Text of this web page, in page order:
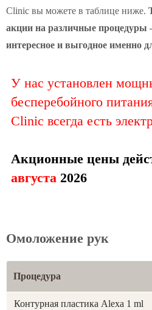
Clinic вы можете в таблице ниже.
акции на различные процедуры
интересное и выгодное именно
У нас установлен
бесперебойного
Clinic всегда есть
Акционные цены
августа 2026
Омоложение рук
Процедура
Контурная пластика Alexa 1 ml